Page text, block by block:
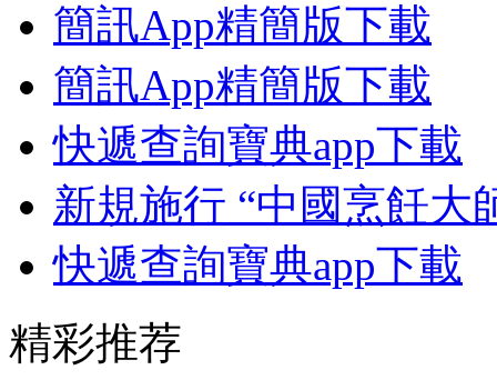
簡訊App精簡版下載
簡訊App精簡版下載
快遞查詢寶典app下載
新規施行 “中國烹飪大
快遞查詢寶典app下載
精彩推荐